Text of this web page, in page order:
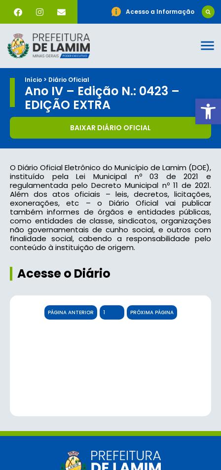
Acesso a Informação
Início > Diário Oficial
Ano IV – Edição N.: 0423 –
EDIÇÃO EXTRA
BAIXAR DIÁRIO OFICIAL
O Diário Oficial Eletrônico do Município de Lamim (DOE),
instituído pela Lei Municipal nº 03 de 2021 e
regulamentada pelo Decreto Municipal nº 11 de 2021.
Além dos atos oficiais – leis, decretos, licitações,
exonerações, etc – o Diário Oficial vai publicar
também informes de órgãos e entidades públicas,
como entidades de classe, sindicatos, organizações
não governamentais de cunho social, e outros com
finalidade social, cabendo a responsabilidade pelo
conteúdo à instituição de origem.
Acesse o Diário
PÁGINA ANTERIOR PRÓXIMA PÁGINA